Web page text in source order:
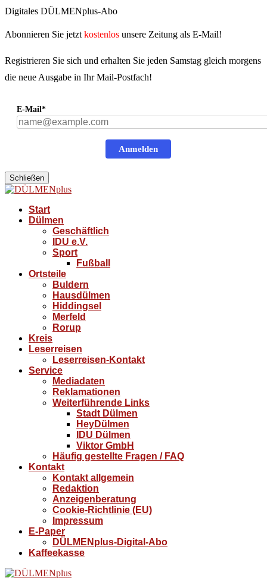
Digitales DÜLMENplus-Abo
Abonnieren Sie jetzt kostenlos unsere Zeitung als E-Mail!
Registrieren Sie sich und erhalten Sie jeden Samstag gleich morgens
die neue Ausgabe in Ihr Mail-Postfach!
E-Mail*
Anmelden
Schließen
Start
Dülmen
Geschäftlich
IDU e.V.
Sport
Fußball
Ortsteile
Buldern
Hausdülmen
Hiddingsel
Merfeld
Rorup
Kreis
Leserreisen
Leserreisen-Kontakt
Service
Mediadaten
Reklamationen
Weiterführende Links
Stadt Dülmen
HeyDülmen
IDU Dülmen
Viktor GmbH
Häufig gestellte Fragen / FAQ
Kontakt
Kontakt allgemein
Redaktion
Anzeigenberatung
Cookie-Richtlinie (EU)
Impressum
E-Paper
DÜLMENplus-Digital-Abo
Kaffeekasse